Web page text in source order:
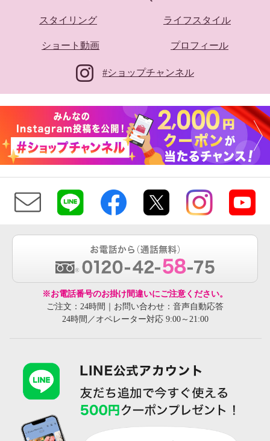
スタイリング ライフスタイル
ショート動画 プロフィール
#ショップチャンネル
※お電話番号のお掛け間違いにご注意ください。
ご注文：24時間｜お問い合わせ：音声自動応答
24時間／オペレーター対応 9:00～21:00